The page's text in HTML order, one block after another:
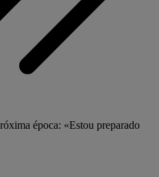
época: «Estou preparado